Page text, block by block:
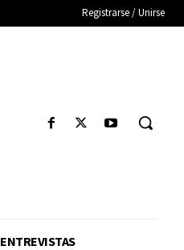
Registrarse / Unirse
ENTREVISTAS